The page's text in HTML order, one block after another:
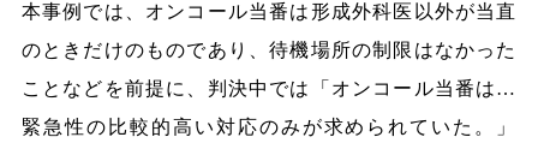
本事例では、オンコール当番は形成外科医以外が当直
のときだけのものであり、待機場所の制限はなかった
ことなどを前提に、判決中では「オンコール当番は…
緊急性の比較的高い対応のみが求められていた。」